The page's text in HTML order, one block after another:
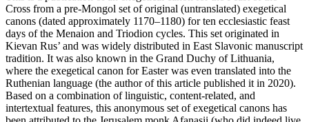
Cross from a pre-Mongol set of original (untranslated) exegetical
canons (dated approximately 1170–1180) for ten ecclesiastic feast
days of the Menaion and Triodion cycles. This set originated in
Kievan Rus’ and was widely distributed in East Slavonic manuscript
tradition. It was also known in the Grand Duchy of Lithuania,
where the exegetical canon for Easter was even translated into the
Ruthenian language (the author of this article published it in 2020).
Based on a combination of linguistic, content-related, and
intertextual features, this anonymous set of exegetical canons has